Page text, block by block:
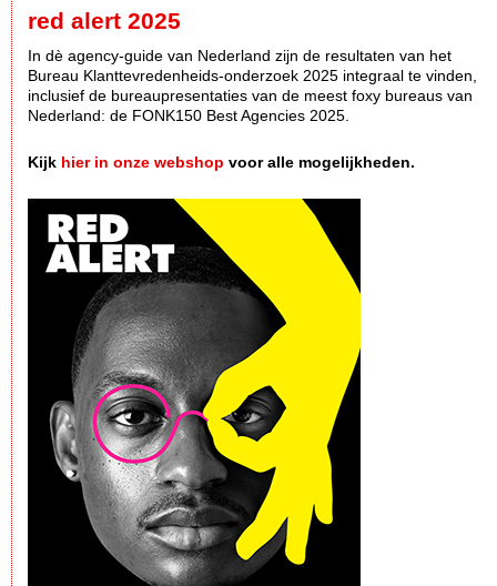
red alert 2025
In dè agency-guide van Nederland zijn de resultaten van het
Bureau Klanttevredenheids-onderzoek 2025 integraal te vinden,
inclusief de bureaupresentaties van de meest foxy bureaus van
Nederland: de FONK150 Best Agencies 2025.
Kijk hier in onze webshop voor alle mogelijkheden.